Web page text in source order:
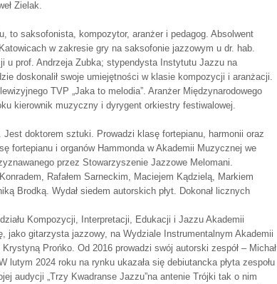
Zielak.
to saksofonista, kompozytor, aranżer i pedagog. Absolwent
w zakresie gry na saksofonie jazzowym u dr. hab.
u prof. Andrzeja Zubka; stypendysta Instytutu Jazzu na
doskonalił swoje umiejętności w klasie kompozycji i aranżacji.
TVP „Jaka to melodia”. Aranżer Międzynarodowego
kierownik muzyczny i dyrygent orkiestry festiwalowej.
doktorem sztuki. Prowadzi klasę fortepianu, harmonii oraz
fortepianu i organów Hammonda w Akademii Muzycznej we
przez Stowarzyszenie Jazzowe Melomani.
Rafałem Sarneckim, Maciejem Kądzielą, Markiem
Brodką. Wydał siedem autorskich płyt. Dokonał licznych
Kompozycji, Interpretacji, Edukacji i Jazzu Akademii
jako gitarzysta jazzowy, na Wydziale Instrumentalnym Akademii
Prońko. Od 2016 prowadzi swój autorski zespół – Michał
2024 roku na rynku ukazała się debiutancka płyta zespołu
audycji „Trzy Kwadranse Jazzu”na antenie Trójki tak o nim